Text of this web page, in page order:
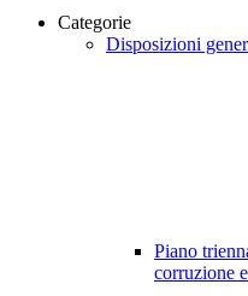
Categorie
Disposizioni
Piano
corruzione